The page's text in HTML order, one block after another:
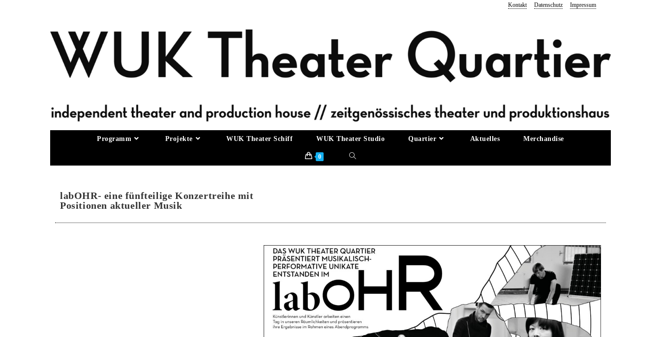
Kontakt Datenschutz Impressum
Programm Projekte WUK Theater Schiff WUK Theater Studio Quartier Aktuelles Merchandise
0
labOHR- eine fünfteilige Konzertreihe mit
Positionen aktueller Musik